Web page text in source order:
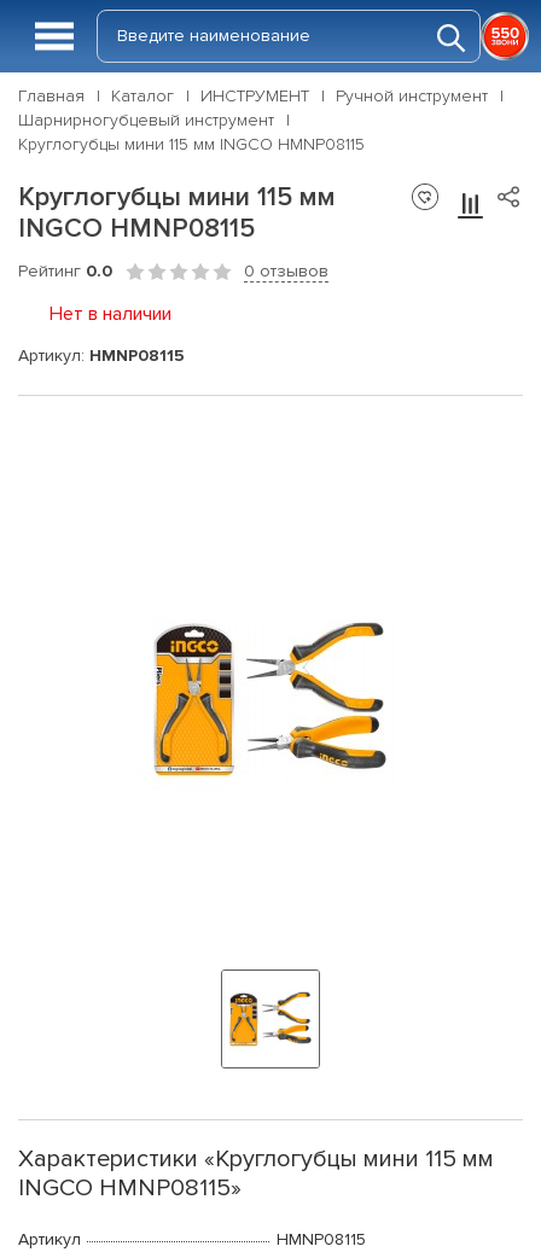
Главная Каталог ИНСТРУМЕНТ
Ручной инструмент
Шарнирногубцевый инструмент
Круглогубцы мини 115 мм INGCO HMNP08115
Круглогубцы мини 115 мм
INGCO HMNP08115
Рейтинг 0.0 0 отзывов
Нет в наличии
Артикул: HMNP08115
Характеристики «Круглогубцы мини 115 мм
INGCO HMNP08115»
Артикул
HMNP08115